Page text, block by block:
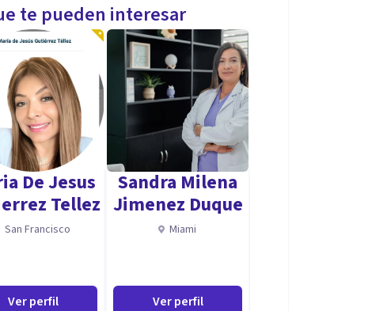
te pueden interesar
De Jesus
Tellez
San Francisco
Ver perfil
Sandra Milena
Jimenez Duque
Miami
Ver perfil